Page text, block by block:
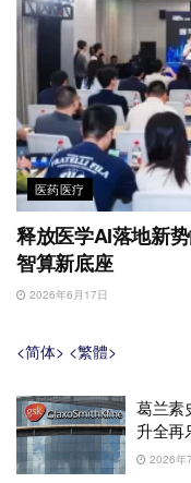
医药医疗
释放医学AI落地新
智算新底座
2026年6月17日
<简体> <繁體>
葛兰素
升全再
2026年